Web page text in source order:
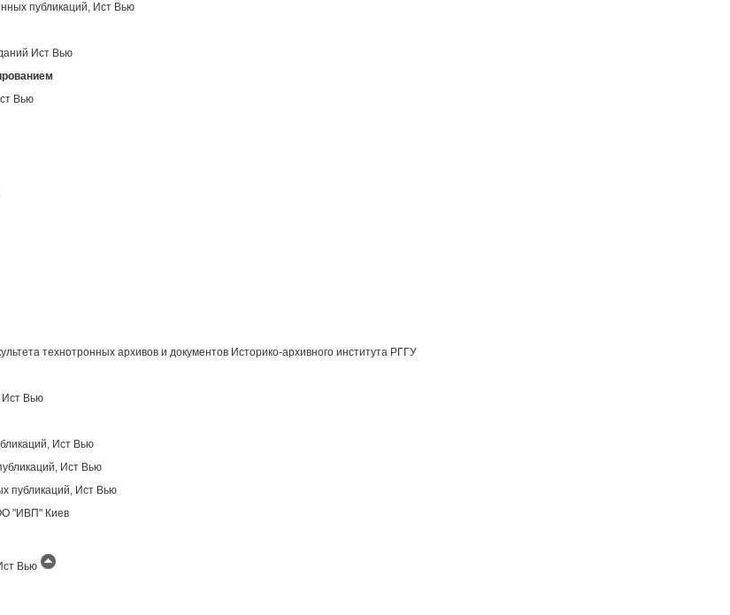
публикаций, Ист Вью
Ист Вью
Вью
технотронных архивов и документов Историко-архивного института РГГУ
Ист Вью
Ист Вью
Ист Вью
публикаций, Ист Вью
"ИВП" Киев
Вью